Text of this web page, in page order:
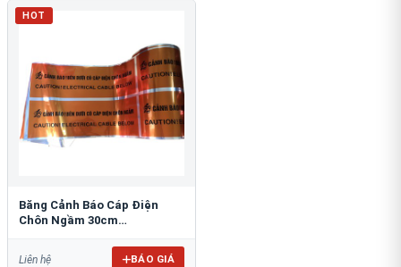
HOT
Băng Cảnh Báo Cáp Điện
Chôn Ngầm 30cm
Liên hệ BÁO GIÁ